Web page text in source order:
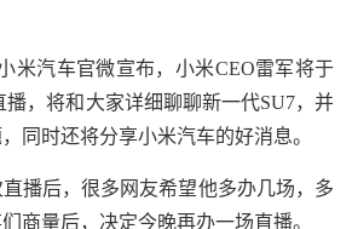
汽车官微宣布，小米CEO雷军将于
播，将和大家详细聊聊新一代SU7，并
同时还将分享小米汽车的好消息。
后，很多网友希望他多办几场，多
商量后，决定今晚再办一场直播。